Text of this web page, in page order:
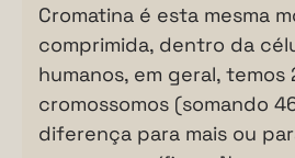
Cromatina é esta mesma
comprimida, dentro da
humanos, em geral, temos
cromossomos (somando
diferença para mais ou